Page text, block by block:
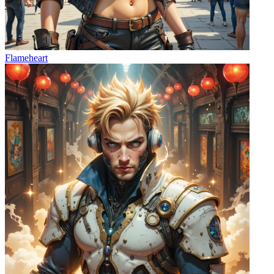
Flameheart